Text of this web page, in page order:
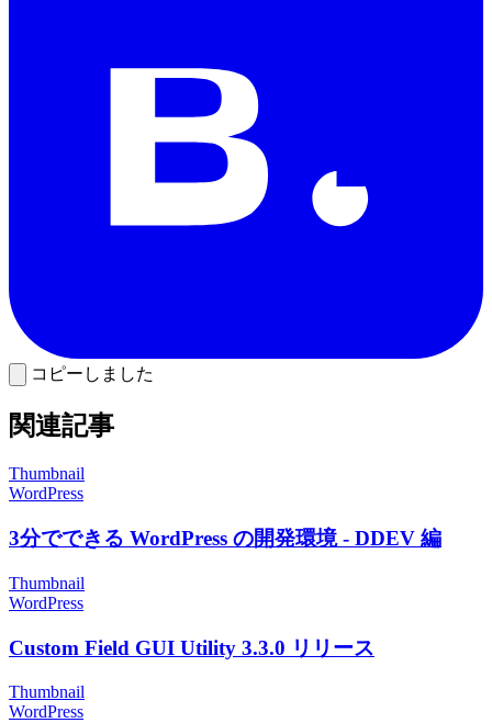
コピーしました
関連記事
Thumbnail
WordPress
3分でできる WordPress の開発環境 - DDEV 編
Thumbnail
WordPress
Custom Field GUI Utility 3.3.0 リリース
Thumbnail
WordPress